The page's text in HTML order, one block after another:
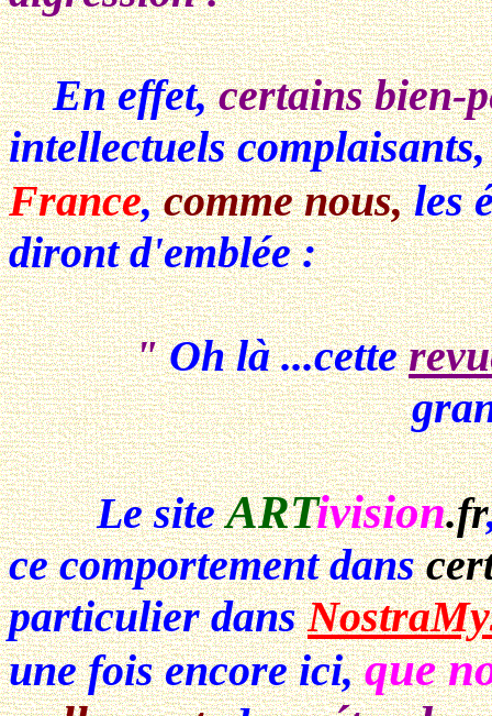
En effet,certains bien-
intellectuels complaisants,
France,comme nous,les
diront d'emblée :
"Oh là ...cette
Le siteARTivision.fr
ce comportement dans
particulier dans
une fois encore ici,que